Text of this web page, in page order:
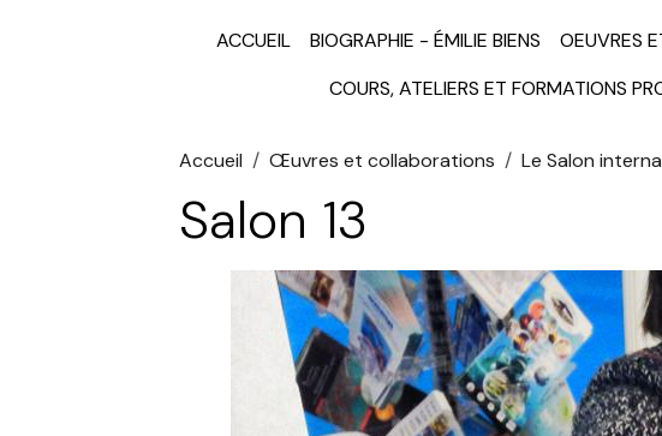
ACCUEIL BIOGRAPHIE - ÉMILIE BIENS OEUVRES
COURS, ATELIERS ET FORMATIONS
Accueil Œuvres et collaborations Le Salon
Salon 13